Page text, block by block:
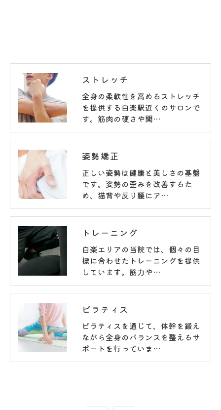
ストレッチ
全身の柔軟性を高めるストレッチ
を提供する白楽駅近くのサロンで
す。筋肉の硬さや関…
姿勢矯正
正しい姿勢は健康と美しさの基盤
です。姿勢の歪みを改善するた
め、猫背や反り腰にア…
トレーニング
白楽エリアの当院では、個々の目
標に合わせたトレーニングを提供
しています。筋力や…
ピラティス
ピラティスを通じて、体幹を鍛え
ながら全身のバランスを整えるサ
ポートを行っていま…